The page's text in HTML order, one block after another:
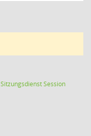
SitzungsdienstSession(Wird in